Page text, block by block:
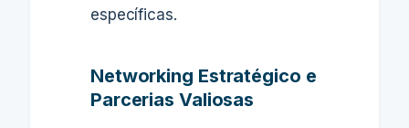
específicas.
Networking Estratégico e
Parcerias Valiosas